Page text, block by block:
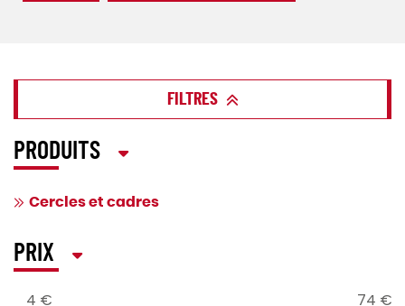
FILTRES
PRODUITS
Cercles et cadres
PRIX
4 € 74 €